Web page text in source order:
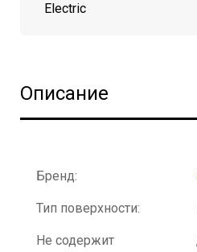
Electric
Описание
Бренд:
Тип поверхности:
Не содержит